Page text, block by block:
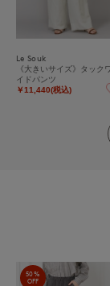
Le Souk
《大きいサイズ》タック
イドパンツ
￥11,440(税込)
50%
OFF